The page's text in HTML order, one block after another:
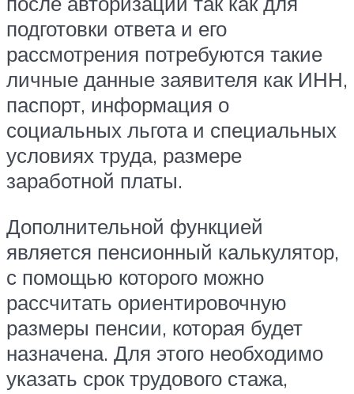
подготовки ответа и его
рассмотрения потребуются такие
личные данные заявителя как ИНН,
паспорт, информация о
социальных льгота и специальных
условиях труда, размере
заработной платы.
Дополнительной функцией
является пенсионный калькулятор,
с помощью которого можно
рассчитать ориентировочную
размеры пенсии, которая будет
назначена. Для этого необходимо
указать срок трудового стажа,